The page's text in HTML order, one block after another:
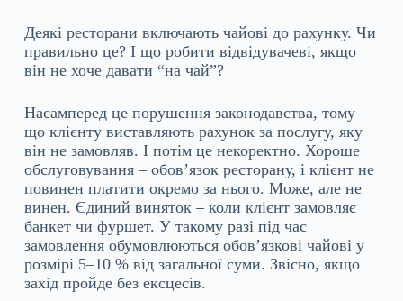
Деякі ресторани включають чайові до рахунку. Чи
правильно це? І що робити відвідувачеві, якщо
він не хоче давати “на чай”?
Насамперед це порушення законодавства, тому
що клієнту виставляють рахунок за послугу, яку
він не замовляв. І потім це некоректно. Хороше
обслуговування – обов’язок ресторану, і клієнт не
повинен платити окремо за нього. Може, але не
винен. Єдиний виняток – коли клієнт замовляє
банкет чи фуршет. У такому разі під час
замовлення обумовлюються обов’язкові чайові у
розмірі 5–10 % від загальної суми. Звісно, ​​якщо
захід пройде без ексцесів.